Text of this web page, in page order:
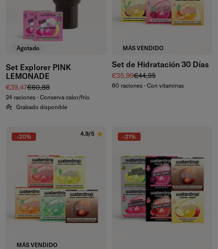
Agotado
Set Explorer PINK
LEMONADE
Precio de venta
€39,47Precio normal
€60,88
24 raciones · Conserva calor/frío
Grabado disponible
MÁS VENDIDO
Set de Hidratación 30 Días
Precio de venta
€35,99Precio normal
€44,95
60 raciones · Con vitaminas
-20%
MÁS VENDIDO
4.9/5 -21%